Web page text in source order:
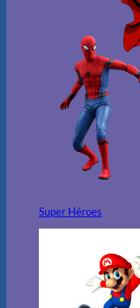
Super Héroes